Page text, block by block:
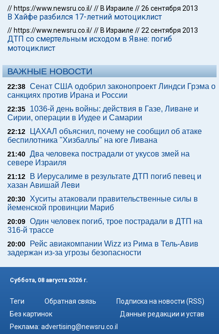
// https://www.newsru.co.il/// В Израиле //26 сентября 2013
В Хайфе разбился 17-летний мотоциклист
// https://www.newsru.co.il/// В Израиле //22 сентября 2013
ДТП со смертельным исходом в Явне: погиб
мотоциклист
ВАЖНЫЕ НОВОСТИ
22:38 Сенат США одобрил законопроект Линдси Грэма о
санкциях против Ирана и России
22:35
1036-й день войны: действия в Газе, Ливане и
Сирии, операции в Иудее и Самарии
22:12
ЦАХАЛ объяснил, почему не сообщил об атаке
беспилотника "Хизбаллы" на юге Ливана
21:40 Два человека пострадали от укусов змей на
севере Израиля
21:12
В Иерусалиме в результате ДТП погиб певец и
хазан Авишай Леви
20:30
Хуситы атаковали правительственные силы в
йеменской провинции Мариб
20:09 Один человек погиб, трое пострадали в ДТП на
316-й трассе
20:00
Рейс авиакомпании Wizz из Рима в Тель-Авив
задержан из-за угрозы безопасности
Суббота, 08 августа 2026 г.
Теги Обратная связь
Подписка на новости (RSS)
Без картинок
Данные редакции и устав
Реклама: advertising@newsru.co.il